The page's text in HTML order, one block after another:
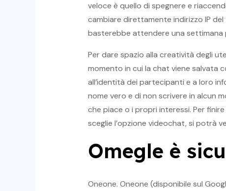
veloce è quello di spegnere e
cambiare direttamente indirizzo IP
basterebbe attendere una settimana
Per dare spazio alla creatività degli
momento in cui la chat viene salvata
all’identità dei partecipanti e a loro
nome vero e di non scrivere in alcun
che piace o i propri interessi. Per
sceglie l’opzione videochat, si potrà
Omegle è
Oneone. Oneone (disponibile sul